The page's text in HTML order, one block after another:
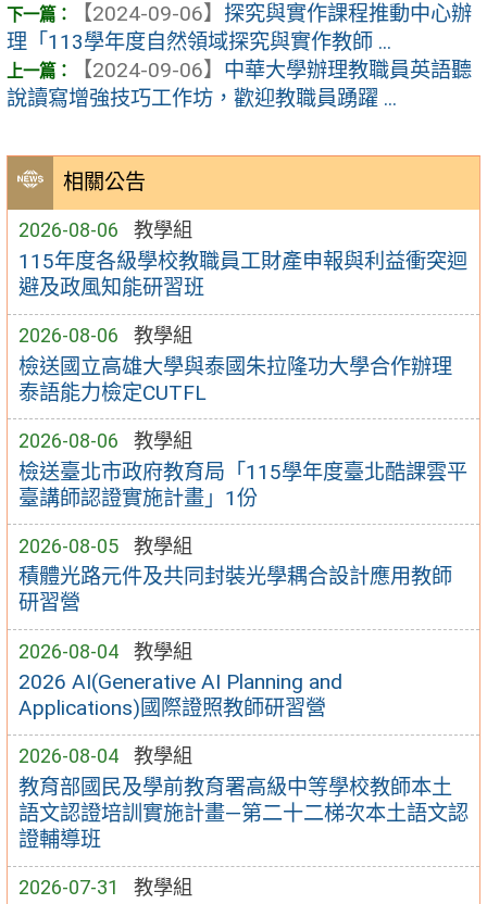
相關公告
2026-08-06 教學組
115年度各級學校教職員工財產申報與利益衝突迴
避及政風知能研習班
2026-08-06 教學組
檢送國立高雄大學與泰國朱拉隆功大學合作辦理
泰語能力檢定CUTFL
2026-08-06 教學組
檢送臺北市政府教育局「115學年度臺北酷課雲平
臺講師認證實施計畫」1份
2026-08-05 教學組
積體光路元件及共同封裝光學耦合設計應用教師
研習營
2026-08-04 教學組
2026 AI(Generative AI Planning and
Applications)國際證照教師研習營
2026-08-04 教學組
教育部國民及學前教育署高級中等學校教師本土
語文認證培訓實施計畫—第二十二梯次本土語文認
證輔導班
2026-07-31 教學組
【2024-09-06】 探究與實作課程推動中心辦
理「113學年度自然領域探究與實作教師 ...
【2024-09-06】 中華大學辦理教職員英語聽
說讀寫增強技巧工作坊，歡迎教職員踴躍 ...